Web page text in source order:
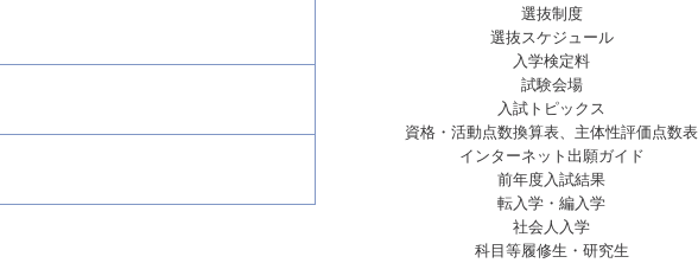
選抜制度
選抜スケジュール
入学検定料
試験会場
入試トピックス
資格・活動点数換算表、主体性評価点数表
インターネット出願ガイド
前年度入試結果
転入学・編入学
社会人入学
科目等履修生・研究生